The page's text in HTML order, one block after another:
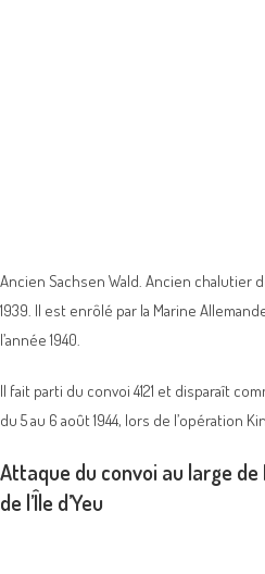
Ancien Sachsen Wald. Ancien chalutier
1939. Il est enrôlé par la Marine
l’année 1940.
Il fait parti du convoi 4121 et disparaît
du 5 au 6 août 1944, lors de l’opération
Attaque du convoi au large
de l’Île d’Yeu